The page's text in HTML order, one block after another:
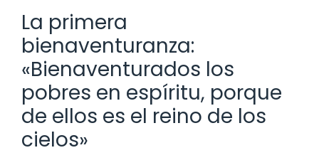
La primera
bienaventuranza:
«Bienaventurados los
pobres en espíritu, porque
de ellos es el reino de los
cielos»